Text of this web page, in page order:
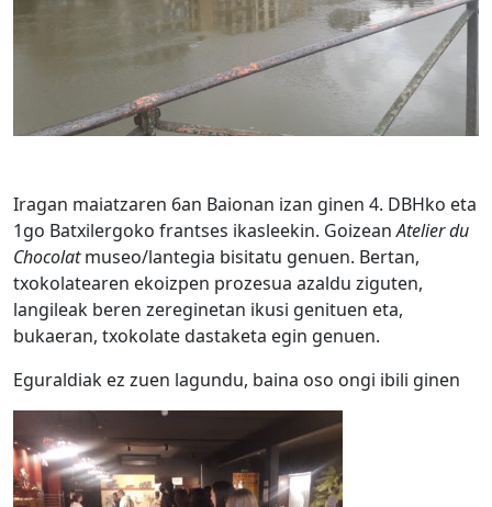
Iragan maiatzaren 6an Baionan izan ginen 4. DBHko eta
1go Batxilergoko frantses ikasleekin. GoizeanAtelier du
Chocolatmuseo/lantegia bisitatu genuen. Bertan,
txokolatearen ekoizpen prozesua azaldu ziguten,
langileak beren zereginetan ikusi genituen eta,
bukaeran, txokolate dastaketa egin genuen.
Eguraldiak ez zuen lagundu, baina oso ongi ibili ginen